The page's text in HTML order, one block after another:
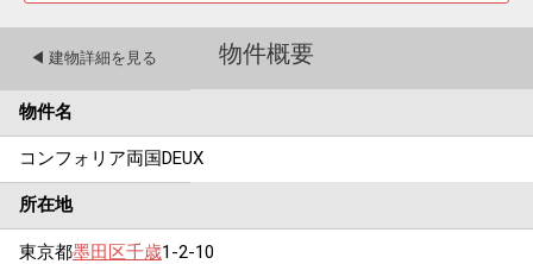
物件概要
◀︎ 建物詳細を見る
物件名
コンフォリア両国DEUX
所在地
東京都墨田区千歳1-2-10